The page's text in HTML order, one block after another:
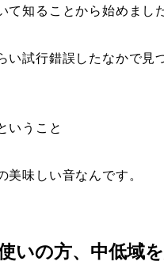
て知ることから始めまし
い試行錯誤したなかで見
いうこと
美味しい音なんです。
いの方、中低域